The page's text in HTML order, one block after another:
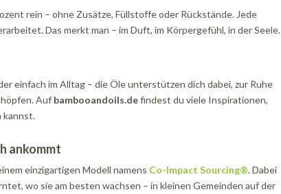
rein – ohne Zusätze, Füllstoffe oder Rückstände. Jede
Das merkt man – im Duft, im Körpergefühl, in der Seele.
einfach im Alltag – die Öle unterstützen dich dabei, zur Ruhe
Auf bambooandoils.defindest du viele Inspirationen,
kannst.
ankommt
einzigartigen Modell namens Co-Impact Sourcing®. Dabei
wo sie am besten wachsen – in kleinen Gemeinden auf der